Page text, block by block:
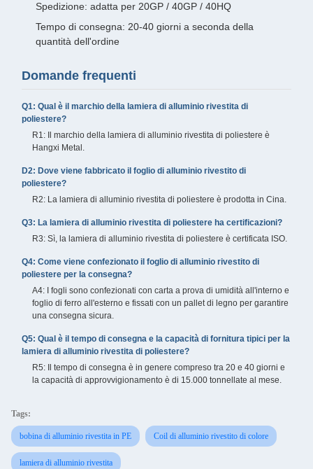
Spedizione: adatta per 20GP / 40GP / 40HQ
Tempo di consegna: 20-40 giorni a seconda della
quantità dell'ordine
Domande frequenti
Q1: Qual è il marchio della lamiera di alluminio rivestita di
poliestere?
R1: Il marchio della lamiera di alluminio rivestita di poliestere è
Hangxi Metal.
D2: Dove viene fabbricato il foglio di alluminio rivestito di
poliestere?
R2: La lamiera di alluminio rivestita di poliestere è prodotta in Cina.
Q3: La lamiera di alluminio rivestita di poliestere ha certificazioni?
R3: Sì, la lamiera di alluminio rivestita di poliestere è certificata ISO.
Q4: Come viene confezionato il foglio di alluminio rivestito di
poliestere per la consegna?
A4: I fogli sono confezionati con carta a prova di umidità all'interno e
foglio di ferro all'esterno e fissati con un pallet di legno per garantire
una consegna sicura.
Q5: Qual è il tempo di consegna e la capacità di fornitura tipici per la
lamiera di alluminio rivestita di poliestere?
R5: Il tempo di consegna è in genere compreso tra 20 e 40 giorni e
la capacità di approvvigionamento è di 15.000 tonnellate al mese.
Tags:
bobina di alluminio rivestita in PE Coil di alluminio rivestito di colore
lamiera di alluminio rivestita